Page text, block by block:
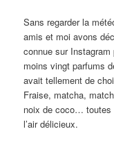
Sans regarder la
amis et moi avons
connue sur
moins vingt parfums
avait tellement de
Fraise, matcha,
noix de coco… toutes
l’air délicieux.